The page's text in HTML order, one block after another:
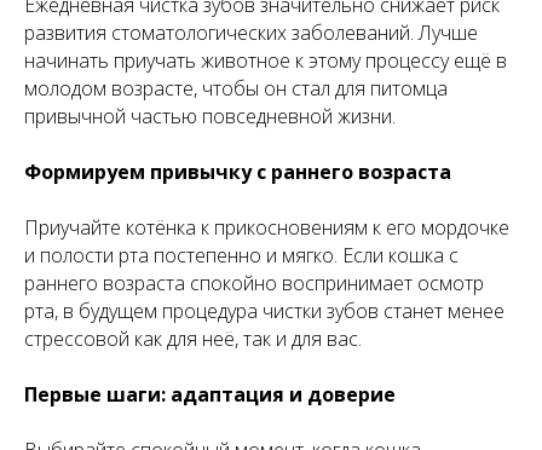
развития стоматологических заболеваний. Лучше
начинать приучать животное к этому процессу ещё в
молодом возрасте, чтобы он стал для питомца
привычной частью повседневной жизни.
Формируем привычку с раннего возраста
Приучайте котёнка к прикосновениям к его мордочке
и полости рта постепенно и мягко. Если кошка с
раннего возраста спокойно воспринимает осмотр
рта, в будущем процедура чистки зубов станет менее
стрессовой как для неё, так и для вас.
Первые шаги: адаптация и доверие